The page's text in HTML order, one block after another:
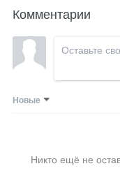
Комментарии
Новые
Никто ещё не